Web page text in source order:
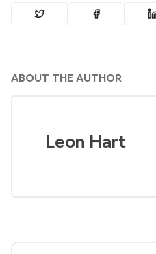
ABOUT THE AUTHOR
Leon Hart